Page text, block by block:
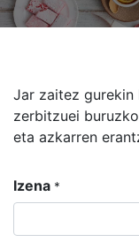
Jar zaitez gurekin
zerbitzuei
eta azkarren
Izena *